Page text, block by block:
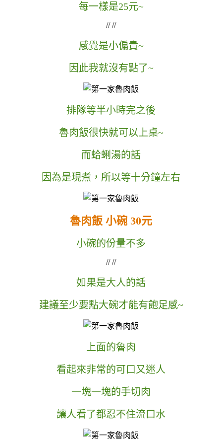
每一樣是25元~
// //
感覺是小偏貴~
因此我就沒有點了~
排隊等半小時完之後
魯肉飯很快就可以上桌~
而蛤蜊湯的話
因為是現煮，所以等十分鐘左右
魯肉飯 小碗 30元
小碗的份量不多
// //
如果是大人的話
建議至少要點大碗才能有飽足感~
上面的魯肉
看起來非常的可口又迷人
一塊一塊的手切肉
讓人看了都忍不住流口水